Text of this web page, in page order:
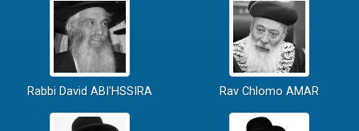
Rabbi David ABI'HSSIRA Rav Chlomo AMAR